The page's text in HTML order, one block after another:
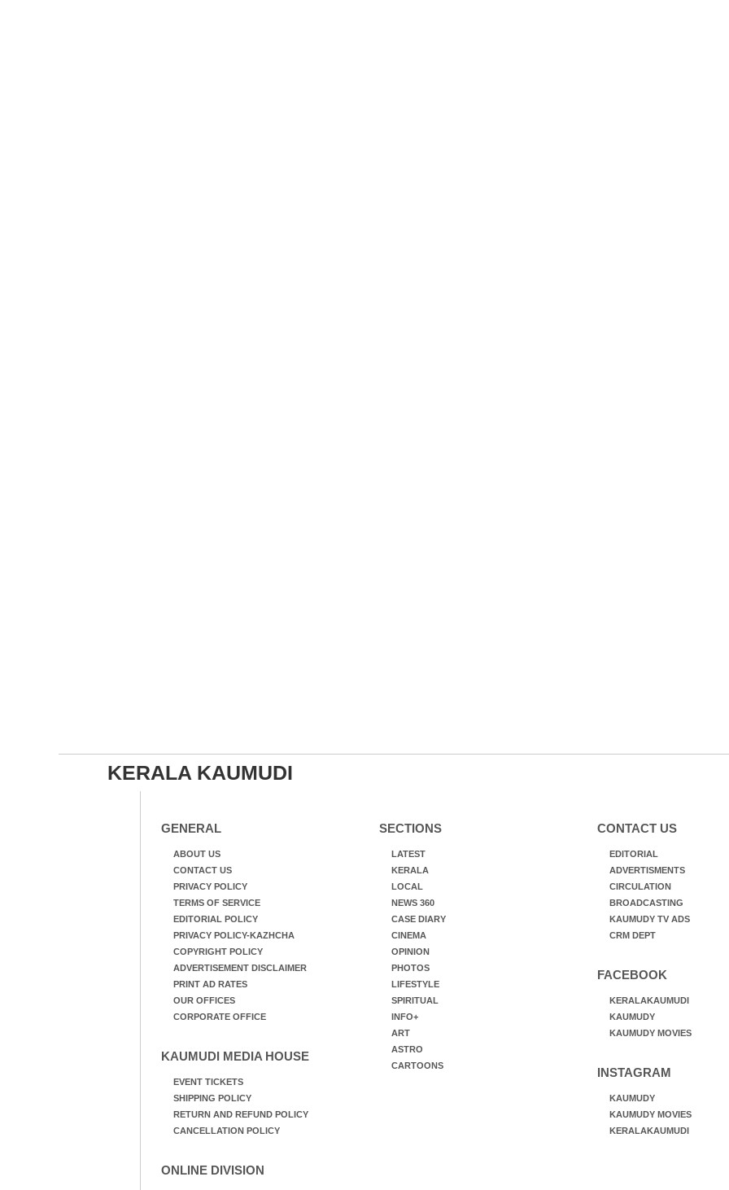
KERALA KAUMUDI
GENERAL
ABOUT US
CONTACT US
PRIVACY POLICY
TERMS OF SERVICE
EDITORIAL POLICY
PRIVACY POLICY-KAZHCHA
COPYRIGHT POLICY
ADVERTISEMENT DISCLAIMER
PRINT AD RATES
OUR OFFICES
CORPORATE OFFICE
KAUMUDI MEDIA HOUSE
EVENT TICKETS
SHIPPING POLICY
RETURN AND REFUND POLICY
CANCELLATION POLICY
ONLINE DIVISION
SECTIONS
LATEST
KERALA
LOCAL
NEWS 360
CASE DIARY
CINEMA
OPINION
PHOTOS
LIFESTYLE
SPIRITUAL
INFO+
ART
ASTRO
CARTOONS
CONTACT US
EDITORIAL
ADVERTISMENTS
CIRCULATION
BROADCASTING
KAUMUDY TV ADS
CRM DEPT
FACEBOOK
KERALAKAUMUDI
KAUMUDY
KAUMUDY MOVIES
INSTAGRAM
KAUMUDY
KAUMUDY MOVIES
KERALAKAUMUDI